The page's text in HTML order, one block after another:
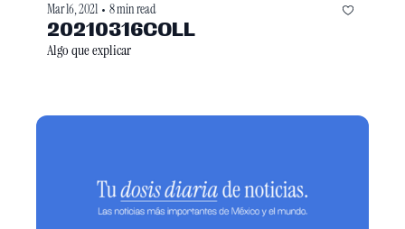
Mar 16, 2021 • 8 min read
20210316COLL
Algo que explicar